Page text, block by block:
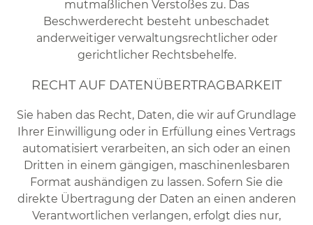
mutmaßlichen Verstoßes zu. Das
Beschwerderecht besteht unbeschadet
anderweitiger verwaltungsrechtlicher oder
gerichtlicher Rechtsbehelfe.
RECHT AUF DATEN­ÜBERTRAG­BARKEIT
Sie haben das Recht, Daten, die wir auf Grundlage
Ihrer Einwilligung oder in Erfüllung eines Vertrags
automatisiert verarbeiten, an sich oder an einen
Dritten in einem gängigen, maschinenlesbaren
Format aushändigen zu lassen. Sofern Sie die
direkte Übertragung der Daten an einen anderen
Verantwortlichen verlangen, erfolgt dies nur,